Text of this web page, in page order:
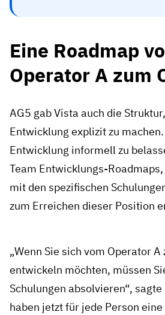
Eine Roadmap
Operator A zum
AG5 gab Vista auch die
Entwicklung explizit zu
Entwicklung informell zu
Team Entwicklungs-
mit den spezifischen
zum Erreichen dieser Position
„Wenn Sie sich vom Operator
entwickeln möchten, müssen
Schulungen absolvieren“,
haben jetzt für jede Person